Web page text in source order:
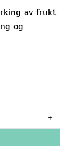
av frukt
og
+